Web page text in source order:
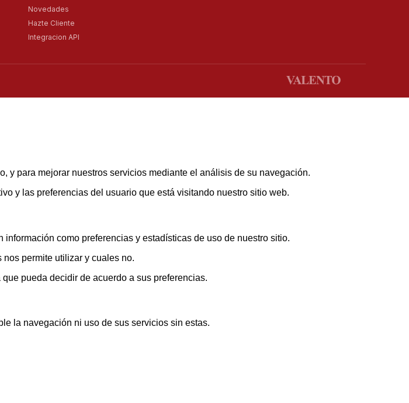
Novedades
Hazte Cliente
Integracion API
y para mejorar nuestros servicios mediante el análisis de su navegación.
y las preferencias del usuario que está visitando nuestro sitio web.
como preferencias y estadísticas de uso de nuestro sitio.
permite utilizar y cuales no.
pueda decidir de acuerdo a sus preferencias.
la navegación ni uso de sus servicios sin estas.